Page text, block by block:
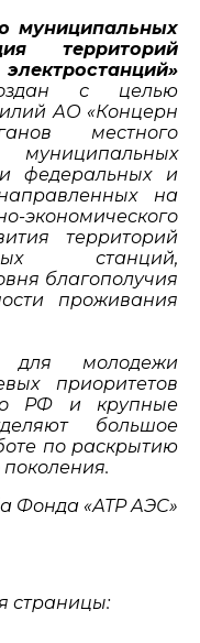
муниципальных
территорий
с целью
АО «Концерн
местного
федеральных и
на
экономического
территорий
станций,
благополучия
проживания
для молодежи
приоритетов
РФ и крупные
большое
по раскрытию
Фонда «АТР АЭС»
страницы: